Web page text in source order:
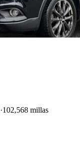
102,568 millas